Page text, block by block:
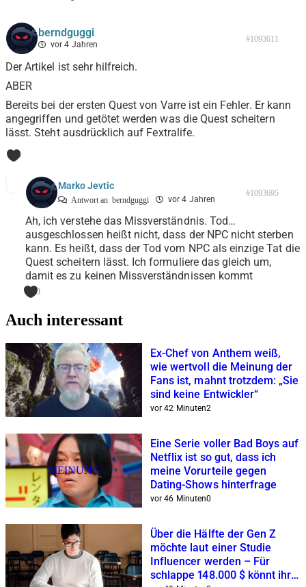
berndguggi
vor 4 Jahren
#1093611
Der Artikel ist sehr hilfreich.
ABER
Bereits bei der ersten Quest von Varre ist ein Fehler. Er kann
angegriffen und getötet werden was die Quest scheitern
lässt. Steht ausdrücklich auf Fextralife.
0
Marko Jevtic
Antwort an berndguggi vor 4 Jahren
#1093695
Ah, ich verstehe das Missverständnis. Tod…
ausgeschlossen heißt nicht, dass der NPC nicht sterben
kann. Es heißt, dass der Tod vom NPC als einzige Tat die
Quest scheitern lässt. Ich formuliere das gleich um,
damit es zu keinen Missverständnissen kommt
0
Auch interessant
Ex-Chef von Anthem weiß,
wie wertvoll die Meinung der
Fans ist, mahnt trotzdem: „Sie
sind keine Entwickler“
vor 42 Minuten2
MEINUNG
Eine Serie voller Bad Boys auf
Netflix ist so gut, dass ich
meine Vorurteile gegen
Dating-Shows hinterfrage
vor 46 Minuten0
Über die Hälfte der Gen Z
möchte laut einer Studie
Influencer werden – Für
schlappe 148.000 $ könnt ihr